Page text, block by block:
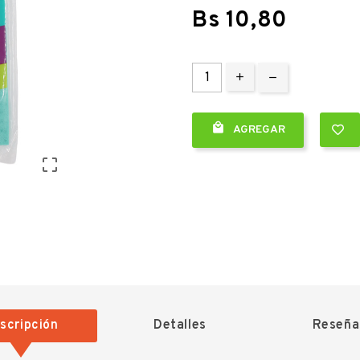

Bs 10,80
 AGREGAR
Detalles